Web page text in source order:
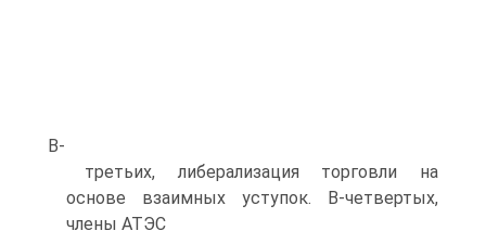
В-
третьих, либерализация торговли на
основе взаимных уступок. В-четвертых,
члены АТЭС